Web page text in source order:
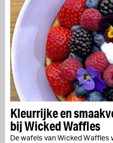
Kleurrijke en
bij Wicked Waffles
De wafels van Wicked Waffles